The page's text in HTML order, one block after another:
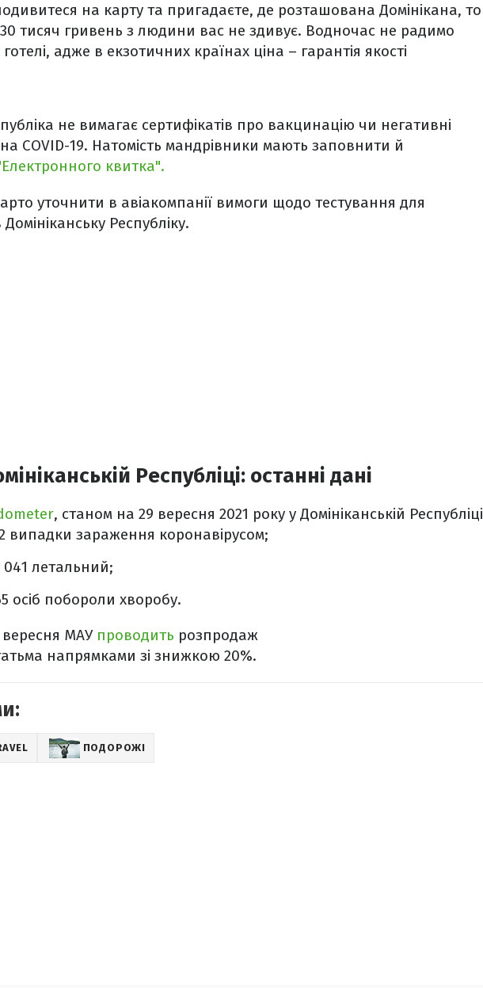
на карту та пригадаєте, де розташована Домінікана, то
30 тисяч гривень з людини вас не здивує. Водночас не радимо
адже в екзотичних країнах ціна – гарантія якості
не вимагає сертифікатів про вакцинацію чи негативні
на COVID-19. Натомість мандрівники мають заповнити й
квитка".
уточнити в авіакомпанії вимоги щодо тестування для
Республіку.
Республіці: останні дані
, станом на 29 вересня 2021 року у Домініканській Республіці
випадки зараження коронавірусом;
летальний;
осіб побороли хворобу.
вересня МАУ проводить розпродаж
напрямками зі знижкою 20%.
ПОДОРОЖІ